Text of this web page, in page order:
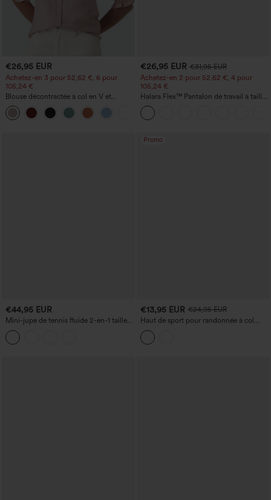
€26,95 EUR
Achetez-en 3 pour 52,62 €, 6 pour
105,24 €
Blouse décontractée à col en V et
manches courtes bouffantes
€26,95 EUR €31,95 EUR
Achetez-en 2 pour 52,62 €, 4 pour
105,24 €
Halara Flex™ Pantalon de travail à taille
haute, jambe large, avec poches, en
maille gaufrée
€44,95 EUR
Mini-jupe de tennis fluide 2-en-1 taille
haute à nouer sur le côté, imprimé
léopard, avec poche
Promo
€13,95 EUR €24,95 EUR
Haut de sport pour randonnée à col
montant, manches longues avec
ouverture pour le pouce, toucher frais,
UPF50+